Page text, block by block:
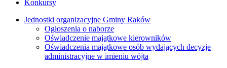
Konkursy
Jednostki organizacyjne Gminy Raków
Ogłoszenia o naborze
Oświadczenie majątkowe kierowników
Oświadczenia majątkowe osób wydających decyzje
administracyjne w imieniu wójta